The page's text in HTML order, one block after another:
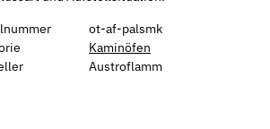
ot-af-palsmk
Kaminöfen
Austroflamm